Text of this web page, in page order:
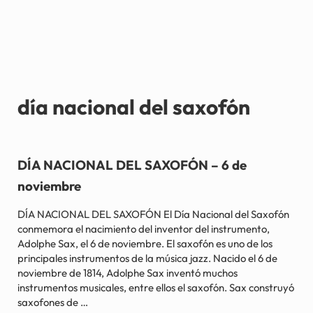
día nacional del saxofón
DÍA NACIONAL DEL SAXOFÓN – 6 de
noviembre
DÍA NACIONAL DEL SAXOFÓN El Día Nacional del Saxofón
conmemora el nacimiento del inventor del instrumento,
Adolphe Sax, el 6 de noviembre. El saxofón es uno de los
principales instrumentos de la música jazz. Nacido el 6 de
noviembre de 1814, Adolphe Sax inventó muchos
instrumentos musicales, entre ellos el saxofón. Sax construyó
saxofones de …